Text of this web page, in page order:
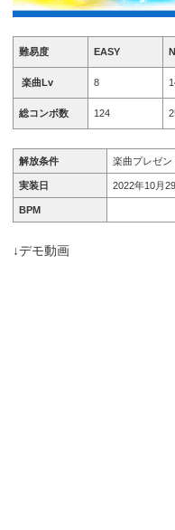
難易度 EASY
楽曲Lv 8
総コンボ数 124
解放条件 楽曲プレゼン
実装日 2022年10月
BPM
↓デモ動画